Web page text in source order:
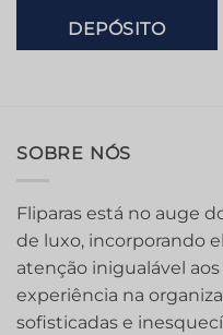
DEPÓSITO
SOBRE NÓS
Fliparas está no auge
de luxo, incorporando
atenção inigualável
experiência na
sofisticadas e